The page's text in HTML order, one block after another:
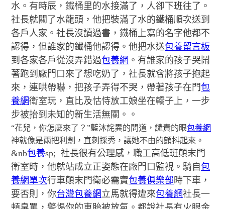
水。有時辰，鐵桶里的水接滿了，人卻下班往了。
社長就關了水龍頭，他把裝滿了水的鐵桶順次送到
各戶人家。社長沒讀過書，鐵桶上寫的名字他都不
認得，但誰家的鐵桶他認得。他把水送包養留言板
到各家各戶從沒弄錯過包養網 。有誰家的孩子哭鬧
著跑到廠門口來了想吃奶了，社長就會將孩子抱起
來，連哄帶嚇，把孩子弄得不哭，帶著孩子在門包
養網衛室玩，直比及怙恃放工娘坐在轎子上，一步
步被抬到未知的新生活無關。。
“花兒，你怎麼來了？”藍沐詫異的問道，譴責的眼包養網
神就像是兩把利劍，直刺採秀，讓她不由的顫抖起來。
&nb包養sp; 社長很有公理感，職工高低班顛末門
衛室時，他就站成立正姿態在廠門口監視。騎自包
養網單次行車顛末門衛必需實包養俱樂部時下車，
要否則，你台灣包養網立馬就得遭來包養網社長一